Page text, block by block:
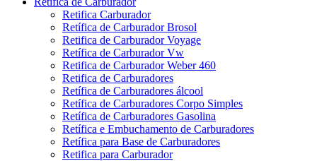
Retifica Carburador
Retífica de Carburador Brosol
Retifica de Carburador Voyage
Retífica de Carburador Vw
Retifica de Carburador Weber 460
Retifica de Carburadores
Retífica de Carburadores álcool
Retífica de Carburadores Corpo Simples
Retífica de Carburadores Gasolina
Retífica e Embuchamento de Carburadores
Retífica para Base de Carburadores
Retifica para Carburador